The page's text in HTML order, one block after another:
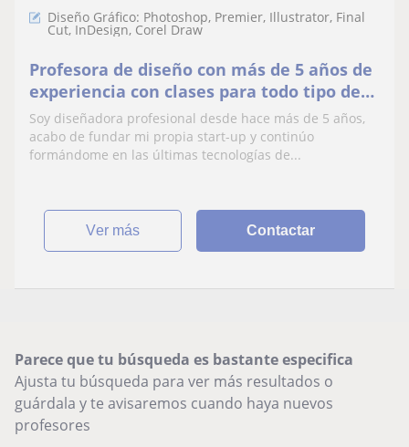
Diseño Gráfico: Photoshop, Premier, Illustrator, Final
Cut, InDesign, Corel Draw
Profesora de diseño con más de 5 años de
experiencia con clases para todo tipo de
edades
Soy diseñadora profesional desde hace más de 5 años,
acabo de fundar mi propia start-up y continúo
formándome en las últimas tecnologías de...
ver más Contactar
Parece que tu búsqueda es bastante especifica
Ajusta tu búsqueda para ver más resultados o
guárdala y te avisaremos cuando haya nuevos
profesores